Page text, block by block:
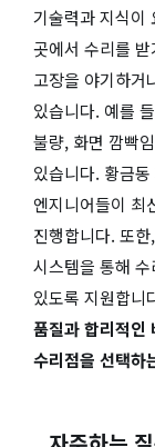
기술력과 지식이
곳에서 수리를
고장을 야기하거
있습니다. 예를
불량, 화면 깜빡
있습니다. 황금
엔지니어들이 최
진행합니다. 또
시스템을 통해
있도록 지원합니
품질과 합리적인
수리점을 선택하